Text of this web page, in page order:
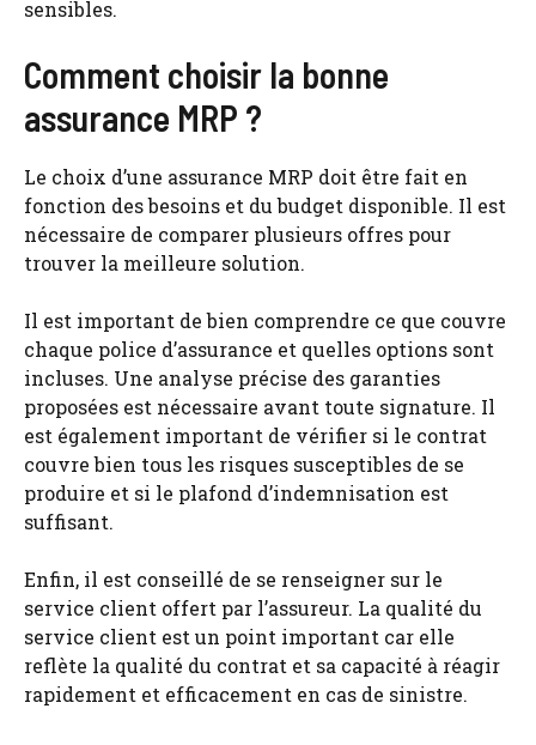
sensibles.
Comment choisir la bonne
assurance MRP ?
Le choix d’une assurance MRP doit être fait en
fonction des besoins et du budget disponible. Il est
nécessaire de comparer plusieurs offres pour
trouver la meilleure solution.
Il est important de bien comprendre ce que couvre
chaque police d’assurance et quelles options sont
incluses. Une analyse précise des garanties
proposées est nécessaire avant toute signature. Il
est également important de vérifier si le contrat
couvre bien tous les risques susceptibles de se
produire et si le plafond d’indemnisation est
suffisant.
Enfin, il est conseillé de se renseigner sur le
service client offert par l’assureur. La qualité du
service client est un point important car elle
reflète la qualité du contrat et sa capacité à réagir
rapidement et efficacement en cas de sinistre.